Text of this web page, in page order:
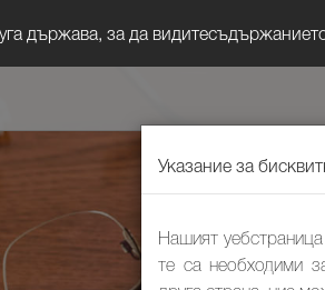
държава, за да
Указание за
Нашият
те са необходими